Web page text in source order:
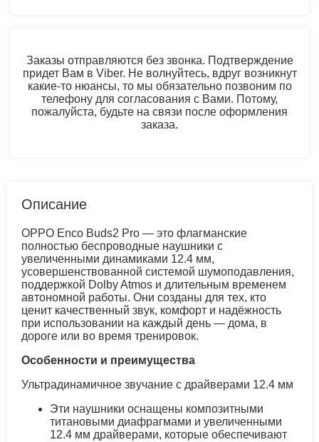
Заказы отправляются без звонка. Подтверждение
придет Вам в Viber. Не волнуйтесь, вдруг возникнут
какие-то нюансы, то мы обязательно позвоним по
телефону для согласования с Вами. Потому,
пожалуйста, будьте на связи после оформления
заказа.
Описание
OPPO Enco Buds2 Pro — это флагманские
полностью беспроводные наушники с
увеличенными динамиками 12.4 мм,
усовершенствованной системой шумоподавления,
поддержкой Dolby Atmos и длительным временем
автономной работы. Они созданы для тех, кто
ценит качественный звук, комфорт и надёжность
при использовании на каждый день — дома, в
дороге или во время тренировок.
Особенности и преимущества
Ультрадинамичное звучание с драйверами 12.4 мм
Эти наушники оснащены композитными
титановыми диафрагмами и увеличенными
12.4 мм драйверами, которые обеспечивают